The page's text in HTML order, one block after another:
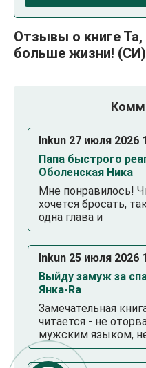
Отзывы о книге
больше жизни!
Inkun 27 июля 2026
Папа быстрого
Оболенская Ника
Мне понравилось!
хочется бросать,
одна глава и
Inkun 25 июля 2026
Выйду замуж за
Янка-Ra
Замечательная
читается - не
мужским языком,